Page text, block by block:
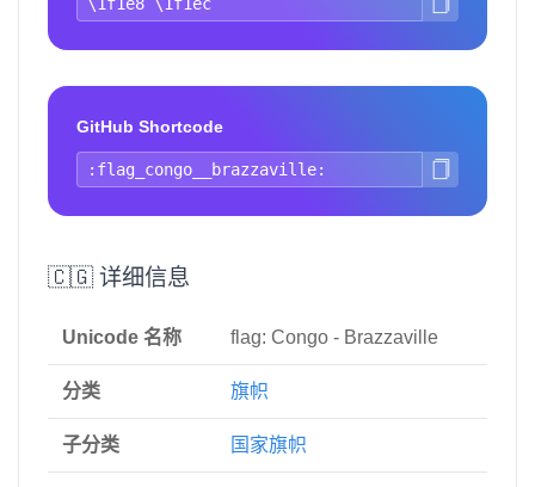
GitHub Shortcode
🇨🇬 详细信息
Unicode 名称 flag: Congo - Brazzaville
分类 旗帜
子分类 国家旗帜